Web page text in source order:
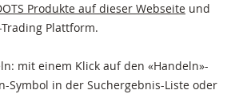
Produkte auf dieser Webseite und
Plattform.
mit einem Klick auf den «Handeln»-
Symbol in der Suchergebnis-Liste oder